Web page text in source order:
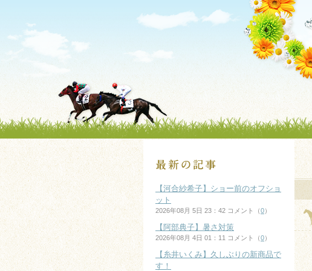
【河合紗希子】ショー前のオフショ
ット
2026年08月 5日 23：42 コメント（0）
【阿部典子】暑さ対策
2026年08月 4日 01：11 コメント（0）
【糸井いくみ】久しぶりの新商品で
す！